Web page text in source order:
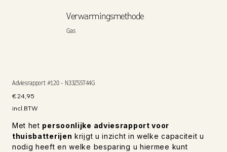
Gas
Verwarmingsmethode
Adviesrapport #120 - N33Z55T44G
Prijs
€ 24,95
incl.BTW
Met het persoonlijke adviesrapport voor
thuisbatterijen krijgt u inzicht in welke capaciteit u
nodig heeft en welke besparing u hiermee kunt